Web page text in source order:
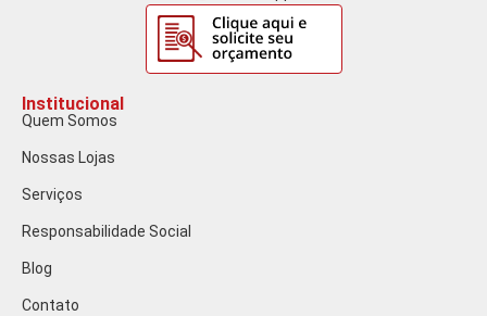
Institucional
Quem Somos
Nossas Lojas
Serviços
Responsabilidade Social
Blog
Contato